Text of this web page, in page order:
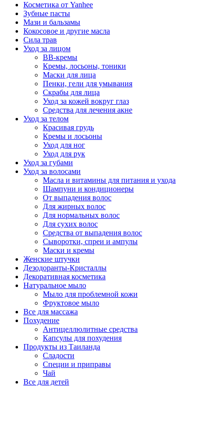
Косметика от Yanhee
Зубные пасты
Мази и бальзамы
Кокосовое и другие масла
Сила трав
Уход за лицом
BB-кремы
Кремы, лосьоны, тоники
Маски для лица
Пенки, гели для умывания
Скрабы для лица
Уход за кожей вокруг глаз
Средства для лечения акне
Уход за телом
Красивая грудь
Кремы и лосьоны
Уход для ног
Уход для рук
Уход за губами
Уход за волосами
Масла и витамины для питания и ухода
Шампуни и кондиционеры
От выпадения волос
Для жирных волос
Для нормальных волос
Для сухих волос
Средства от выпадения волос
Сыворотки, спреи и ампулы
Маски и кремы
Женские штучки
Дезодоранты-Кристаллы
Декоративная косметика
Натуральное мыло
Мыло для проблемной кожи
Фруктовое мыло
Все для массажа
Похудение
Антицеллюлитные средства
Капсулы для похудения
Продукты из Таиланда
Сладости
Специи и приправы
Чай
Все для детей